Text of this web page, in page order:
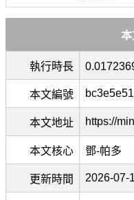
本
執行時長
本文編號 bc3e5e51
本文地址 https://
本文核心 鄧-帕多
更新時間 2026-07-